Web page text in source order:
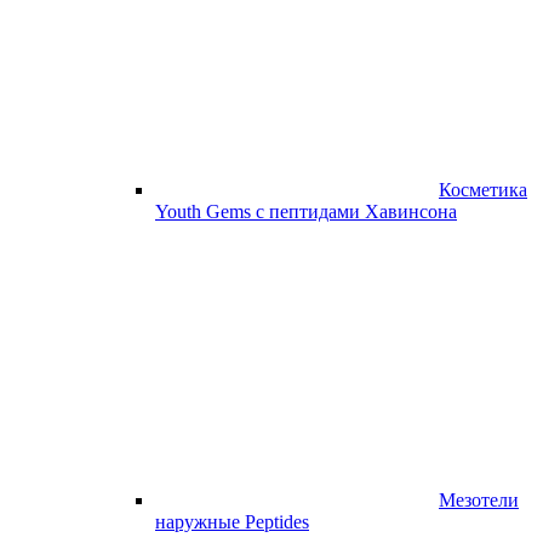
Косметика
Youth Gems с пептидами Хавинсона
Мезотели
наружные Peptides